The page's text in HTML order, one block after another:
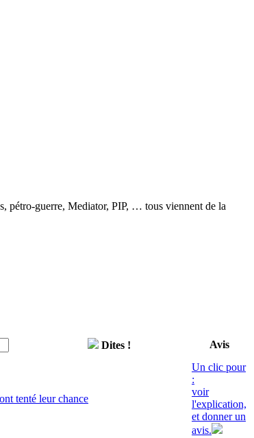
pétro-guerre, Mediator, PIP, … tous viennent de la
Dites ! Avis
tenté leur chance
Un clic pour
:
voir
l'explication,
et donner un
avis.